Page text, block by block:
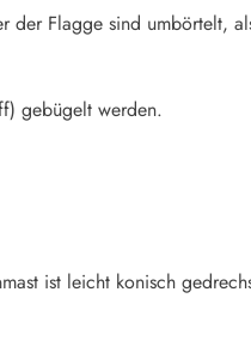
Flagge sind umbörtelt,
gebügelt werden.
ist leicht konisch